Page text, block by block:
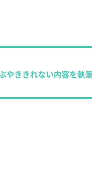
やききれない内容を執